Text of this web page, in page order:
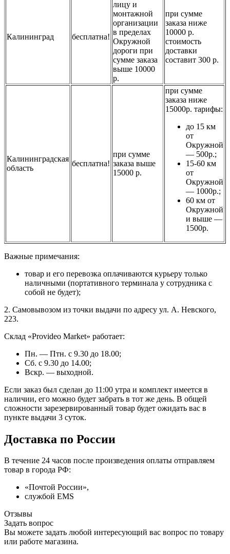
Калининград бесплатна!
лицу и
монтажной
организации
в пределах
Окружной
дороги при
сумме заказа
выше 10000
р.
при сумме
заказа ниже
10000 р.
стоимость
доставки
составит 300 р.
Калининградская
область
бесплатна!
при сумме
заказа выше
15000 р.
при сумме
заказа ниже
15000р. тарифы:
до 15 км
от
Окружной
— 500р.;
15-60 км
от
Окружной
— 1000р.;
60 км от
Окружной
и выше —
1500р.
Важные примечания:
товар и его перевозка оплачиваются курьеру только
наличными (портативного терминала у сотрудника с
собой не будет);
2. Самовывозом из точки выдачи по адресу ул. А. Невского,
223.
Склад «Provideo Market» работает:
Пн. — Птн. с 9.30 до 18.00;
Сб. с 9.30 до 14.00;
Вскр. — выходной.
Если заказ был сделан до 11:00 утра и комплект имеется в
наличии, его можно будет забрать в тот же день. В общей
сложности зарезервированный товар будет ожидать вас в
пункте выдачи 3 суток.
Доставка по России
В течение 24 часов после произведения оплаты отправляем
товар в города РФ:
«Почтой России»,
службой EMS
Отзывы
Задать вопрос
Вы можете задать любой интересующий вас вопрос по товару
или работе магазина.